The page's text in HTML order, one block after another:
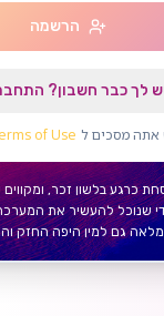
הרשמה
לך כבר חשבון?
מסכים ל of Use
כרגע בלשון זכר, ומקווים
שנוכל להעשיר את
מלאה גם למין היפה החזק